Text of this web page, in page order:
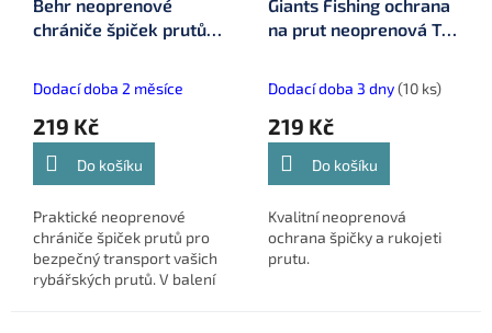
Behr neoprenové
chrániče špiček prutů
Dodací doba 2 měsíce
219 Kč
Do košíku
Praktické neoprenové
chrániče špiček prutů pro
bezpečný transport vašich
rybářských prutů. V balení
Giants Fishing ochrana
na prut neoprenová Tip
Dodací doba 3 dny(10 ks)
219 Kč
Do košíku
Kvalitní neoprenová
ochrana špičky a rukojeti
prutu.